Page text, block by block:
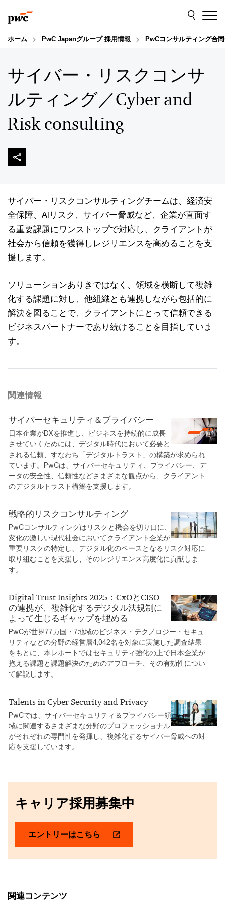
to
content
to
footer
ホーム PwC Japanグループ 採用情報 PwCコンサルティング合
サイバー・リスクコンサ
ルティング／Cyber and
Risk consulting
サイバー・リスクコンサルティングチームは、経済安
全保障、AIリスク、サイバー脅威など、企業が直面す
る重要課題にワンストップで対応し、クライアントが
社会から信頼を獲得しレジリエンスを高めることを支
援します。
ソリューションありきではなく、領域を横断して複雑
化する課題に対し、他組織とも連携しながら包括的に
解決を図ることで、クライアントにとって信頼できる
ビジネスパートナーであり続けることを目指していま
す。
関連情報
サイバーセキュリティ＆プライバシー
日本企業がDXを推進し、ビジネスを持続的に成長
させていくためには、デジタル時代において必要と
される信頼、すなわち「デジタルトラスト」の構築が求められ
ています。PwCは、サイバーセキュリティ、プライバシー、デ
ータの安全性、信頼性などさまざまな観点から、クライアント
のデジタルトラスト構築を支援します。
戦略的リスクコンサルティング
PwCコンサルティングはリスクと機会を切り口に、
変化の激しい現代社会においてクライアント企業が
重要リスクの特定し、デジタル化のベースとなるリスク対応に
取り組むことを支援し、そのレジリエンス高度化に貢献しま
す。
Digital Trust Insights 2025：CxOとCISO
の連携が、複雑化するデジタル法規制に
よって生じるギャップを埋める
PwCが世界77カ国・7地域のビジネス・テクノロジー・セキュ
リティなどの分野の経営層4,042名を対象に実施した調査結果
をもとに、本レポートではセキュリティ強化の上で日本企業が
抱える課題と課題解決のためのアプローチ、その有効性につい
て解説します。
Talents in Cyber Security and Privacy
PwCでは、サイバーセキュリティ＆プライバシー領
域に関連するさまざまな分野のプロフェッショナル
がそれぞれの専門性を発揮し、複雑化するサイバー脅威への対
応を支援しています。
キャリア採用募集中
エントリーはこちら
関連コンテンツ